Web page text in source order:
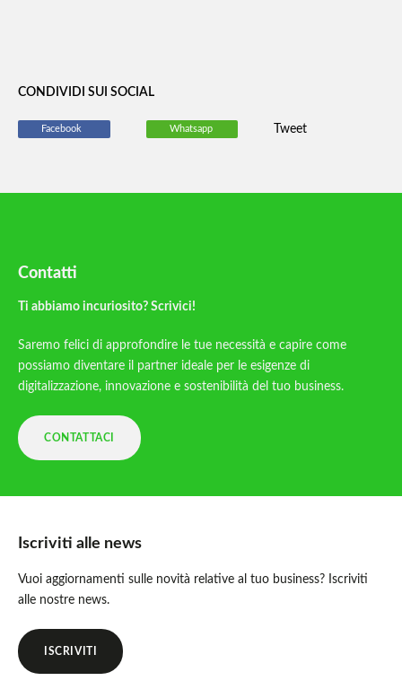
CONDIVIDI SUI SOCIAL
Facebook Whatsapp Tweet
Contatti
Ti abbiamo incuriosito? Scrivici!
Saremo felici di approfondire le tue necessità e capire come
possiamo diventare il partner ideale per le esigenze di
digitalizzazione, innovazione e sostenibilità del tuo business.
CONTATTACI
Iscriviti alle news
Vuoi aggiornamenti sulle novità relative al tuo business? Iscriviti
alle nostre news.
ISCRIVITI